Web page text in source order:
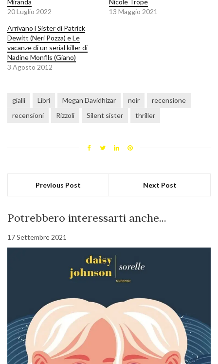
20 Luglio 2022
13 Maggio 2021
Arrivano i Sister di Patrick
Dewitt (Neri Pozza) e Le
vacanze di un serial killer di
Nadine Monfils (Giano)
3 Agosto 2012
gialli Libri Megan Davidhizar noir
recensione
recensioni
Rizzoli Silent sister thriller
Previous Post Next Post
Potrebbero interessarti anche...
17 Settembre 2021